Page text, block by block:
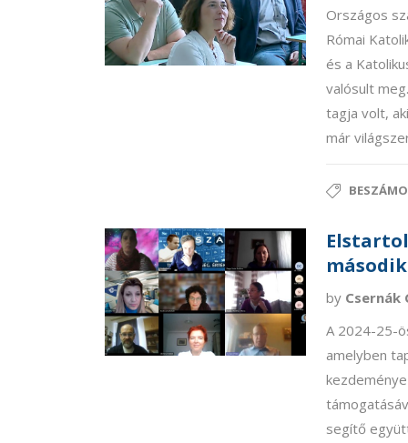
Országos
Római
és a
valósult
tagja volt,
már
by Csernák
A 2024-25-
amelyben
segítő